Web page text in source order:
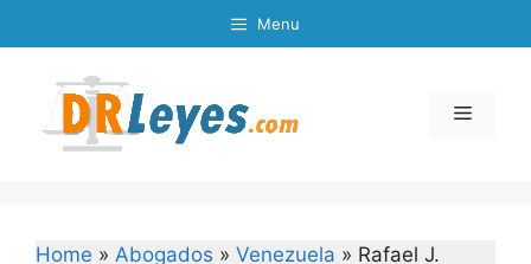
to
Menu
Menu
Home » Abogados » Venezuela » Rafael J.